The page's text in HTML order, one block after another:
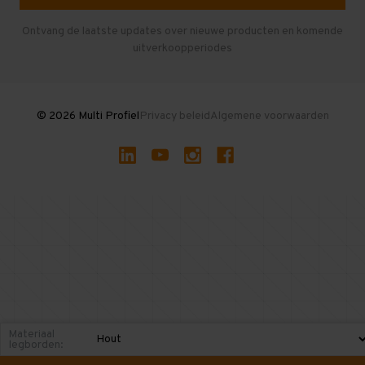
Gebruikte entresolvloeren
Ontvang de laatste updates over nieuwe producten en komende
uitverkoopperiodes
© 2026 Multi ProfielPrivacy beleidAlgemene voorwaarden
Materiaal
legborden: